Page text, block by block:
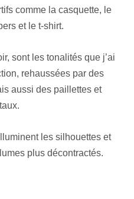
comme la casquette, le
et le t-shirt.
sont les tonalités que j’ai
rehaussées par des
aussi des paillettes et
les silhouettes et
plus décontractés.